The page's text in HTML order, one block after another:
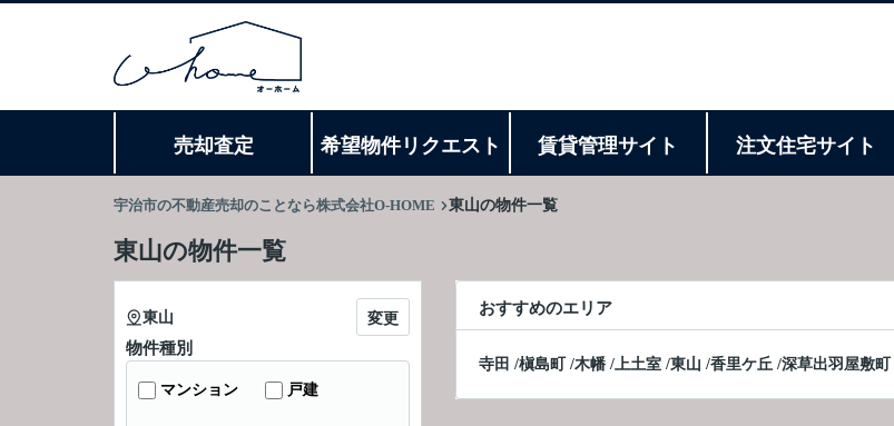
売却査定 希望物件リクエスト 賃貸管理サイト 注文住宅サイト
宇治市の不動産売却のことなら株式会社O-HOME 東山の物件一覧
東山の物件一覧
おすすめのエリア
寺田 /槇島町 /木幡 /上土室 /東山 /香里ケ丘 /深草出羽屋敷町
東山 変更
物件種別
マンション 戸建